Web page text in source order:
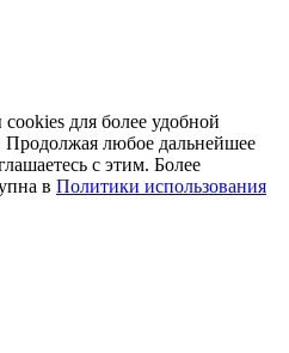
для более удобной
Продолжая любое дальнейшее
с этим. Более
в Политики использования